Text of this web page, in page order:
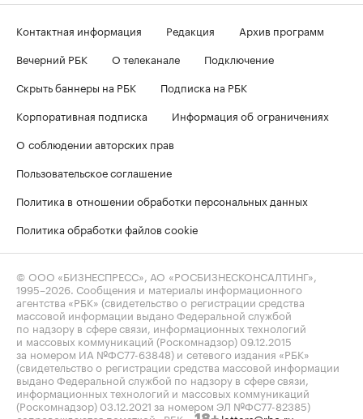
Контактная информация Редакция
Архив программ
Вечерний РБК
О телеканале
Подключение
Скрыть баннеры на РБК
Подписка на РБК
Корпоративная подписка
Информация об ограничениях
О соблюдении авторских прав
Пользовательское соглашение
Политика в отношении обработки персональных данных
Политика обработки файлов cookie
© ООО «БИЗНЕСПРЕСС», АО «РОСБИЗНЕСКОНСАЛТИНГ»,
1995–2026 . Сообщения и материалы информационного
агентства «РБК» (свидетельство о регистрации средства
массовой информации выдано Федеральной службой
по надзору в сфере связи, информационных технологий
и массовых коммуникаций (Роскомнадзор) 09.12.2015
за номером ИА №ФС77-63848) и сетевого издания «РБК»
(свидетельство о регистрации средства массовой информации
выдано Федеральной службой по надзору в сфере связи,
информационных технологий и массовых коммуникаций
(Роскомнадзор) 03.12.2021 за номером ЭЛ №ФС77-82385)